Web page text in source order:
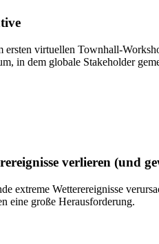
virtuellen Townhall-
in dem globale Stakeholder
verlieren (und
extreme Wetterereignisse
eine große Herausforderung.